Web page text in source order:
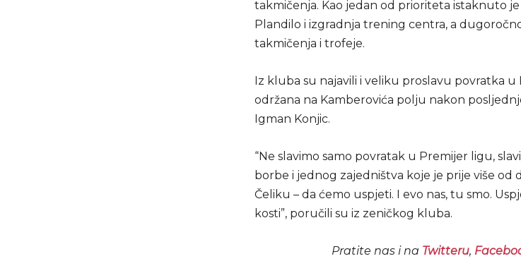
takmičenja. Kao jedan od prioriteta istaknuto
Plandilo i izgradnja trening centra, a
takmičenja i trofeje.
Iz kluba su najavili i veliku proslavu povratka
održana na Kamberovića polju nakon
Igman Konjic.
“Ne slavimo samo povratak u Premijer ligu,
borbe i jednog zajedništva koje je prije više od
Čeliku – da ćemo uspjeti. I evo nas, tu smo.
kosti”, poručili su iz zeničkog kluba.
Pratite nas i na Twitteru,